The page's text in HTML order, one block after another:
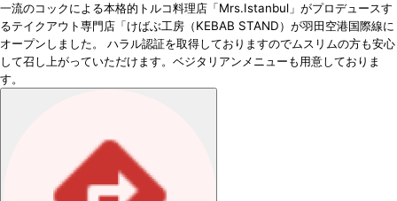
一流のコックによる本格的トルコ料理店「Mrs.Istanbul」がプロデュースす
るテイクアウト専門店「けばぶ工房（KEBAB STAND）が羽田空港国際線に
オープンしました。 ハラル認証を取得しておりますのでムスリムの方も安心
して召し上がっていただけます。ベジタリアンメニューも用意しておりま
す。